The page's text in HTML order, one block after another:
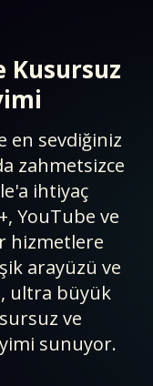
Kusursuz
en sevdiğiniz
zahmetsizce
ihtiyaç
YouTube ve
hizmetlere
arayüzü ve
ultra büyük
ve
sunuyor.